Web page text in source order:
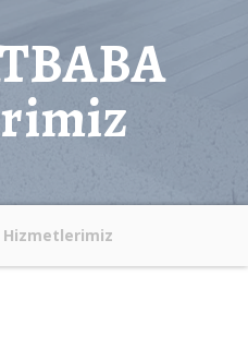
Hizmetlerimiz